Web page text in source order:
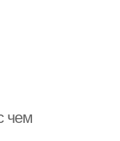
чем